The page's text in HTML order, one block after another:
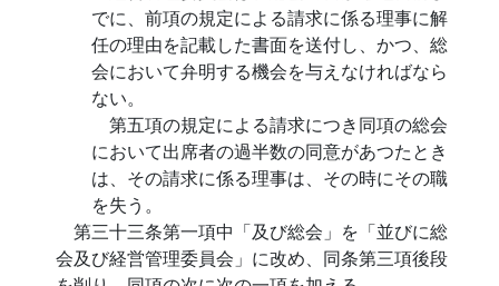
でに、前項の規定による請求に係る理事に解
任の理由を記載した書面を送付し、かつ、総
会において弁明する機会を与えなければなら
ない。
第五項の規定による請求につき同項の総会
において出席者の過半数の同意があつたとき
は、その請求に係る理事は、その時にその職
を失う。
第三十三条第一項中「及び総会」を「並びに総
会及び経営管理委員会」に改め、同条第三項後段